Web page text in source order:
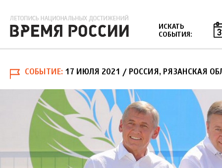
ИСКАТЬ
СОБЫТИЯ:
СОБЫТИЕ 17 ИЮЛЯ 2021 / РОССИЯ, РЯЗАНСКАЯ